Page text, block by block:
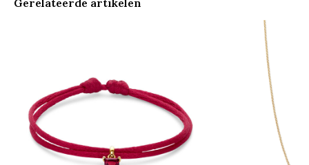
Gerelateerde artikelen